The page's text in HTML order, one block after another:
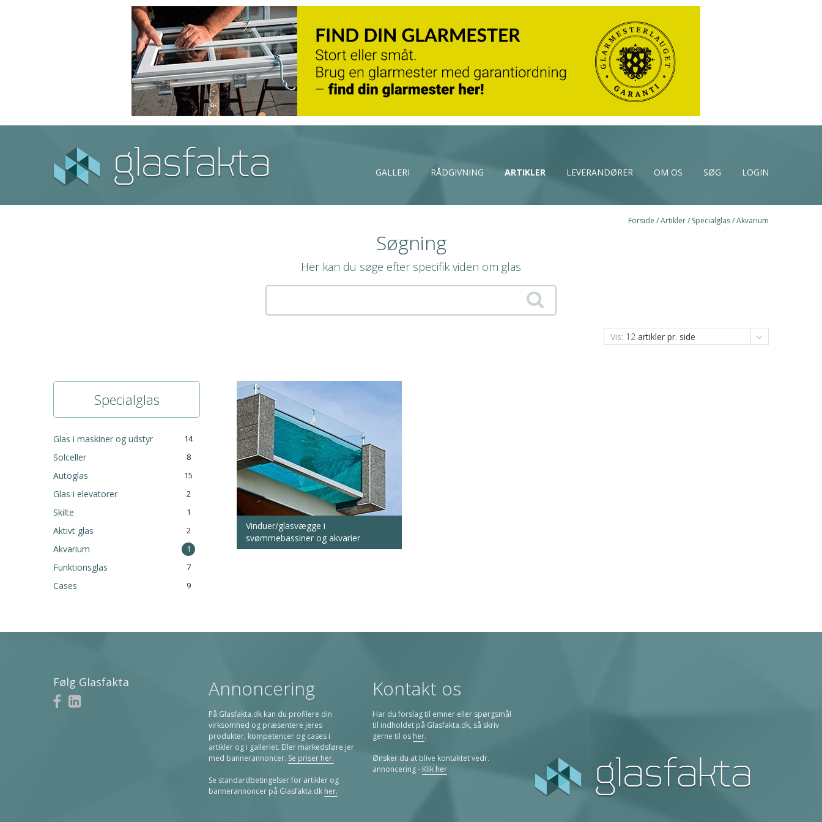
GALLERI RÅDGIVNING ARTIKLER LEVERANDØRER OM OS SØG LOGIN
Forside /Artikler/ Specialglas/Akvarium
Søgning
Her kan du søge efter specifik viden om glas
Specialglas
Glas i maskiner og udstyr 14
Solceller 8
Autoglas 15
Glas i elevatorer 2
Skilte 1
Aktivt glas 2
Akvarium 1
Funktionsglas 7
Cases 9
Vis: 12 artikler pr. side
Vinduer/glasvægge i
svømmebassiner og akvarier
Følg Glasfakta Annoncering
På Glasfakta.dk kan du profilere din
virksomhed og præsentere jeres
produkter, kompetencer og cases i
artikler og i galleriet. Eller markedsføre jer
med bannerannoncer. Se priser her.
Se standardbetingelser for artikler og
bannerannoncer på Glasfakta.dk her.
Kontakt os
Har du forslag til emner eller spørgsmål
til indholdet på Glasfakta.dk, så skriv
gerne til os her.
Ønsker du at blive kontaktet vedr.
annoncering - Klik her